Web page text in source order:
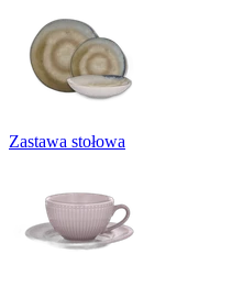
Zastawa stołowa